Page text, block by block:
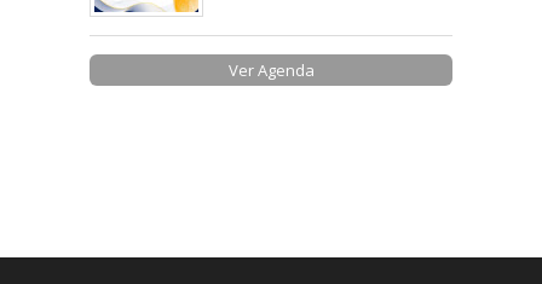
Ver Agenda